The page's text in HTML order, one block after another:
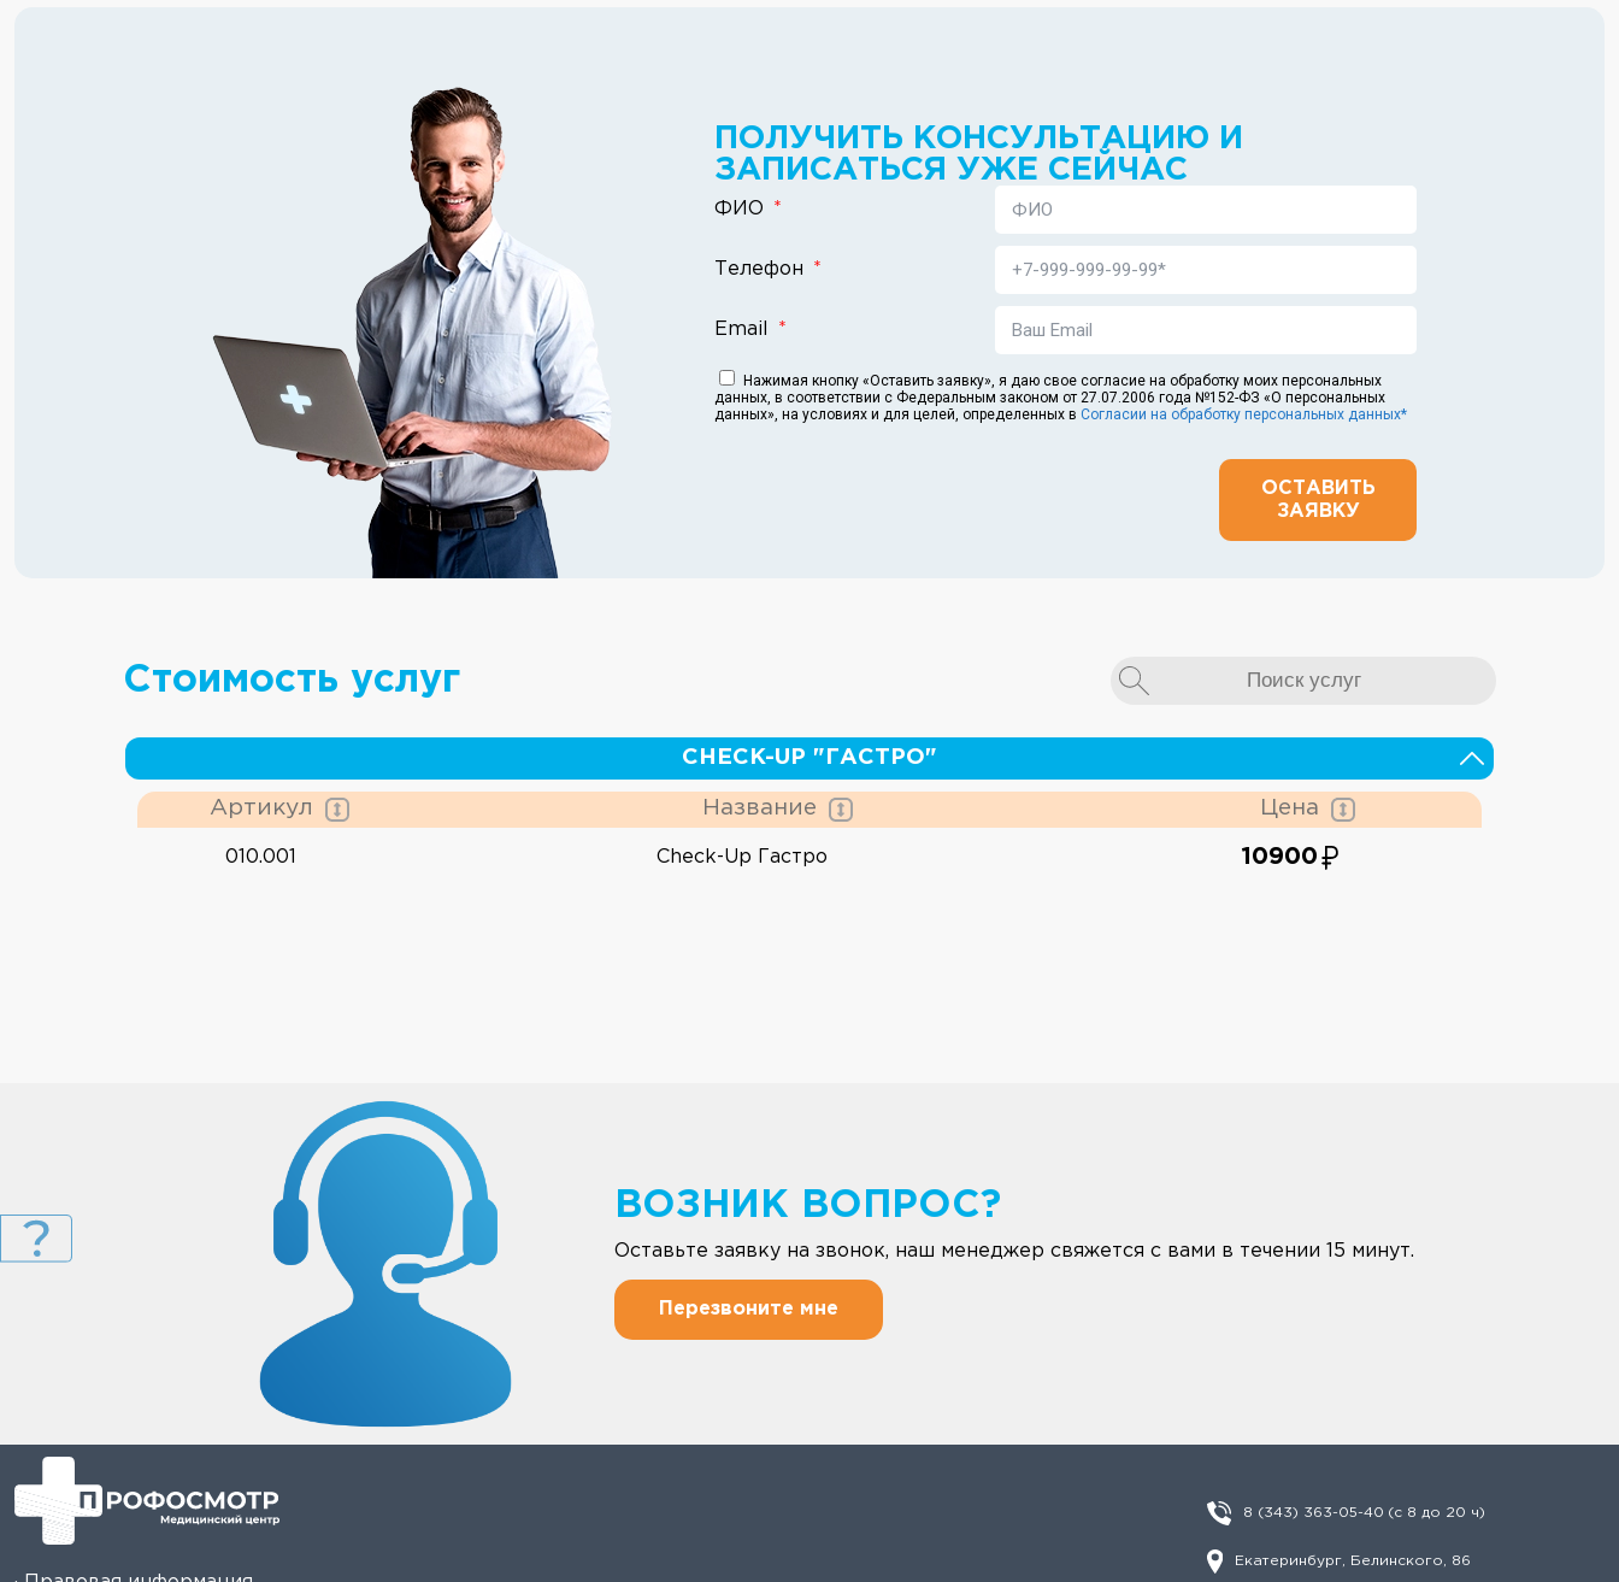
ПОЛУЧИТЬ КОНСУЛЬТАЦИЮ И
ЗАПИСАТЬСЯ УЖЕ СЕЙЧАС
ФИО
Телефон
Email
Нажимая кнопку «Оставить заявку», я даю свое согласие на обработку моих персональных
данных, в соответствии с Федеральным законом от 27.07.2006 года №152-ФЗ «О персональных
данных», на условиях и для целей, определенных в Согласии на обработку персональных данных*
ОСТАВИТЬ
ЗАЯВКУ
Стоимость услуг
CHECK-UP "ГАСТРО"
Артикул Название Цена
010.001 Check-Up Гастро 10900
ВОЗНИК ВОПРОС?
Оставьте заявку на звонок, наш менеджер свяжется с вами в течении 15 минут.
Перезвоните мне
8 (343) 363-05-40 (с 8 до 20 ч)
Екатеринбург, Белинского, 86